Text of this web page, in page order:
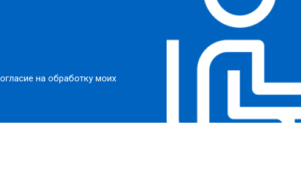
от 1600 ₽
от 40 мин
от 1550 ₽
на обработку моих